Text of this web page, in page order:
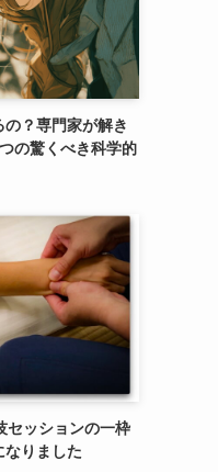
？専門家が解き
の驚くべき科学的
セッションの一枠
なりました